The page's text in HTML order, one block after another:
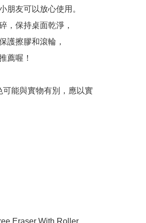
朋友可以放心使用。
，保持桌面乾淨，
護擦膠和滾輪，
薦喔！
能與實物有別，應以實
Eraser With Roller